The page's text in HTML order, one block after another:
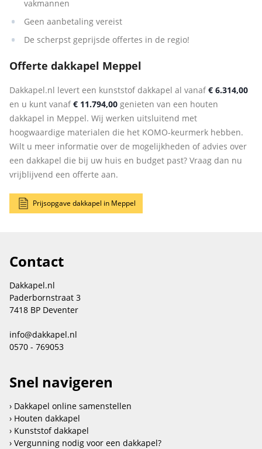
vakmannen
Geen aanbetaling vereist
De scherpst geprijsde offertes in de regio!
Offerte dakkapel Meppel
Dakkapel.nl levert een kunststof dakkapel al vanaf€ 6.314,00
en u kunt vanaf€ 11.794,00 genieten van een houten
dakkapel in Meppel. Wij werken uitsluitend met
hoogwaardige materialen die het KOMO-keurmerk hebben.
Wilt u meer informatie over de mogelijkheden of advies over
een dakkapel die bij uw huis en budget past? Vraag dan nu
vrijblijvend een offerte aan.
Prijsopgave dakkapel in Meppel
Contact
Dakkapel.nl
Paderbornstraat 3
7418 BP Deventer
info@dakkapel.nl
0570 - 769053
Snel navigeren
Dakkapel online samenstellen
Houten dakkapel
Kunststof dakkapel
Vergunning nodig voor een dakkapel?